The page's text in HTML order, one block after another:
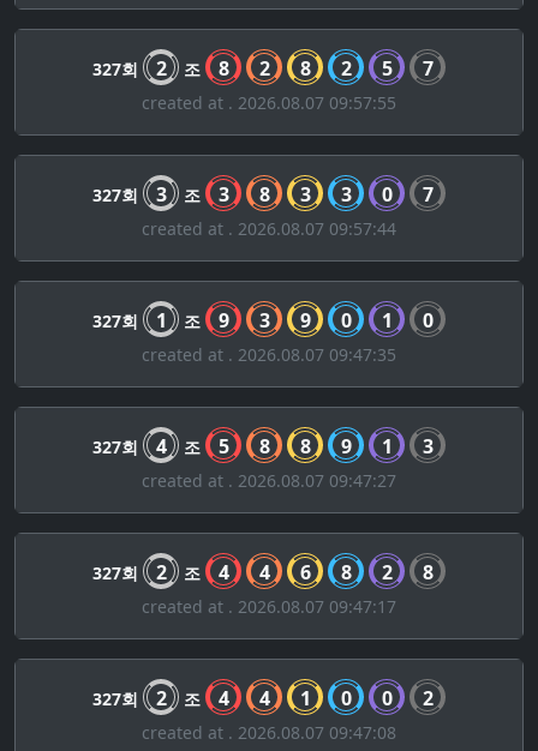
327회 2 조 8 2 8 2 5 7
created at . 2026.08.07 09:57:55
327회 3 조 3 8 3 3 0 7
created at . 2026.08.07 09:57:44
327회 1 조 9 3 9 0 1 0
created at . 2026.08.07 09:47:35
327회 4 조 5 8 8 9 1 3
created at . 2026.08.07 09:47:27
327회 2 조 4 4 6 8 2 8
created at . 2026.08.07 09:47:17
327회 2 조 4 4 1 0 0 2
created at . 2026.08.07 09:47:08